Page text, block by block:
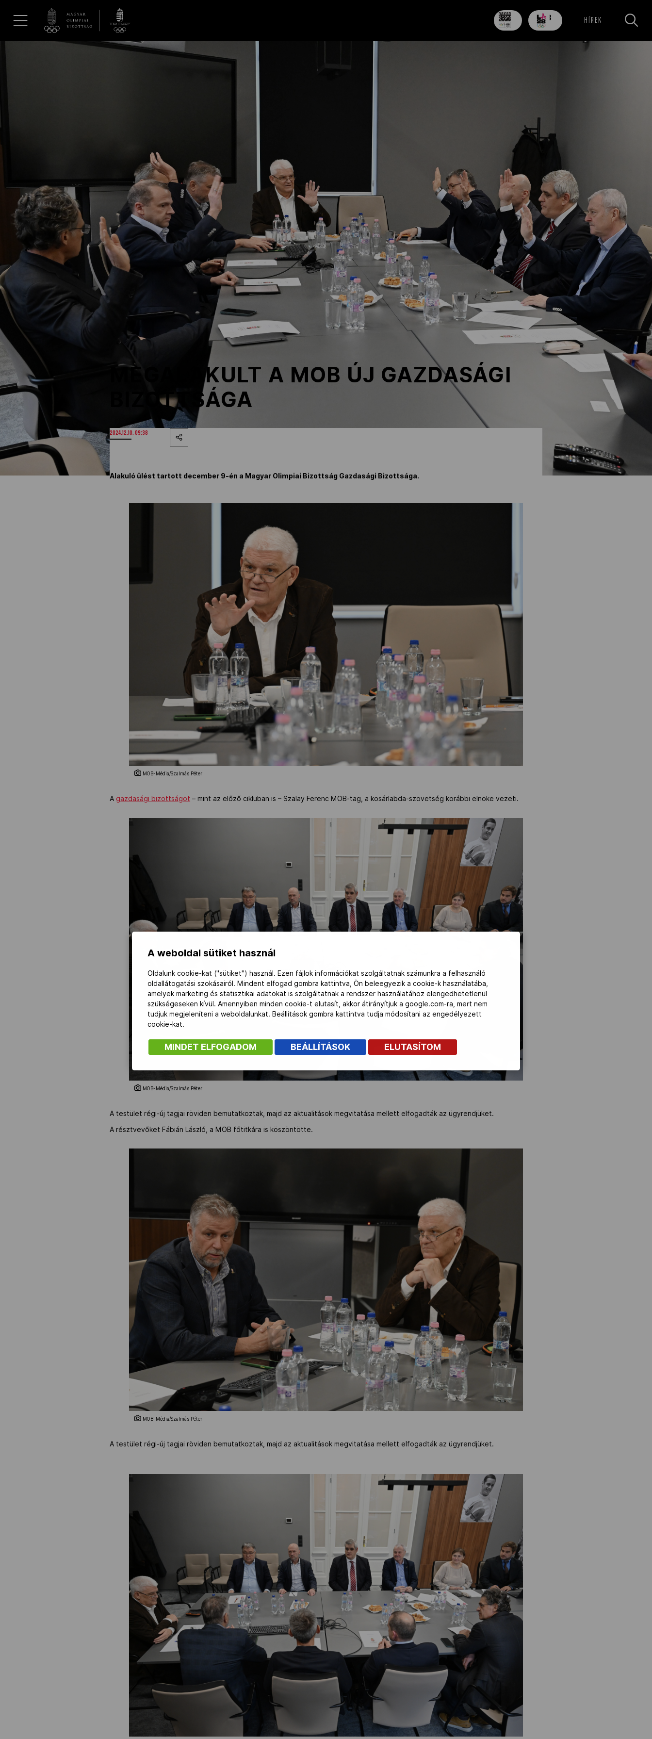
Los Angeles 2028
MOB
Kettőskarrier-program
NOB
Társszervezetek
Adatbank
82
nap
703
nap HÍREK
MEGALAKULT A MOB ÚJ GAZDASÁGI
BIZOTTSÁGA
2024.12.10. 09:38
Alakuló ülést tartott december 9-én a Magyar Olimpiai Bizottság Gazdasági Bizottsága.
MOB-Média/Szalmás Péter
A gazdasági bizottságot – mint az előző cikluban is – Szalay Ferenc MOB-tag, a kosárlabda-szövetség korábbi elnöke vezeti.
MOB-Média/Szalmás Péter
A testület régi-új tagjai röviden bemutatkoztak, majd az aktualitások megvitatása mellett elfogadták az ügyrendjüket.
A résztvevőket Fábián László, a MOB főtitkára is köszöntötte.
MOB-Média/Szalmás Péter
A testület régi-új tagjai röviden bemutatkoztak, majd az aktualitások megvitatása mellett elfogadták az ügyrendjüket.
A weboldal sütiket használ
Oldalunk cookie-kat ("sütiket") használ. Ezen fájlok információkat szolgáltatnak számunkra a felhasználó
oldallátogatási szokásairól. Mindent elfogad gombra kattintva, Ön beleegyezik a cookie-k használatába,
amelyek marketing és statisztikai adatokat is szolgáltatnak a rendszer használatához elengedhetetlenül
szükségeseken kívül. Amennyiben minden cookie-t elutasít, akkor átirányítjuk a google.com-ra, mert nem
tudjuk megjeleníteni a weboldalunkat. Beállítások gombra kattintva tudja módosítani az engedélyezett
cookie-kat.
MINDET ELFOGADOM BEÁLLÍTÁSOK ELUTASÍTOM